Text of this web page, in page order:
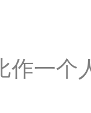
作一个